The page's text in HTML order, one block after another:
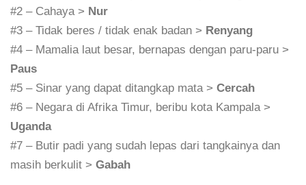
#2 – Cahaya > Nur
#3 – Tidak beres / tidak enak badan > Renyang
#4 – Mamalia laut besar, bernapas dengan paru-paru >
Paus
#5 – Sinar yang dapat ditangkap mata > Cercah
#6 – Negara di Afrika Timur, beribu kota Kampala >
Uganda
#7 – Butir padi yang sudah lepas dari tangkainya dan
masih berkulit > Gabah